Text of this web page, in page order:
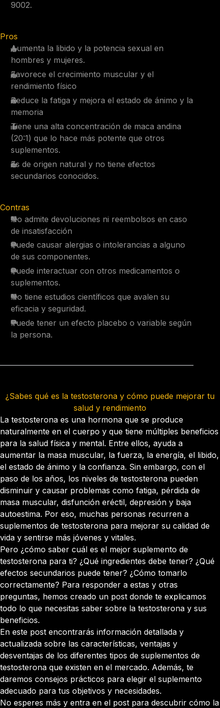
9002.
Pros
Aumenta la libido y la potencia sexual en
hombres y mujeres.
Favorece el crecimiento muscular y el
rendimiento físico
Reduce la fatiga y mejora el estado de ánimo y la
memoria
Tiene una alta concentración de maca andina
(20:1) que lo hace más potente que otros
suplementos.
Es de origen natural y no tiene efectos
secundarios conocidos.
Contras
No admite devoluciones ni reembolsos en caso
de insatisfacción
Puede causar alergias o intolerancias a alguno
de sus componentes.
Puede interactuar con otros medicamentos o
suplementos.
No tiene estudios científicos que avalen su
eficacia y seguridad.
Puede tener un efecto placebo o variable según
la persona.
¿Sabes qué es la testosterona y cómo puede mejorar tu
salud y rendimiento
La testosterona es una hormona que se produce
naturalmente en el cuerpo y que tiene múltiples beneficios
para la salud física y mental. Entre ellos, ayuda a
aumentar la masa muscular, la fuerza, la energía, el libido,
el estado de ánimo y la confianza. Sin embargo, con el
paso de los años, los niveles de testosterona pueden
disminuir y causar problemas como fatiga, pérdida de
masa muscular, disfunción eréctil, depresión y baja
autoestima. Por eso, muchas personas recurren a
suplementos de testosterona para mejorar su calidad de
vida y sentirse más jóvenes y vitales.
Pero ¿cómo saber cuál es el mejor suplemento de
testosterona para ti? ¿Qué ingredientes debe tener? ¿Qué
efectos secundarios puede tener? ¿Cómo tomarlo
correctamente? Para responder a estas y otras
preguntas, hemos creado un post donde te explicamos
todo lo que necesitas saber sobre la testosterona y sus
beneficios.
En este post encontrarás información detallada y
actualizada sobre las características, ventajas y
desventajas de los diferentes tipos de suplementos de
testosterona que existen en el mercado. Además, te
daremos consejos prácticos para elegir el suplemento
adecuado para tus objetivos y necesidades.
No esperes más y entra en el post para descubrir cómo la